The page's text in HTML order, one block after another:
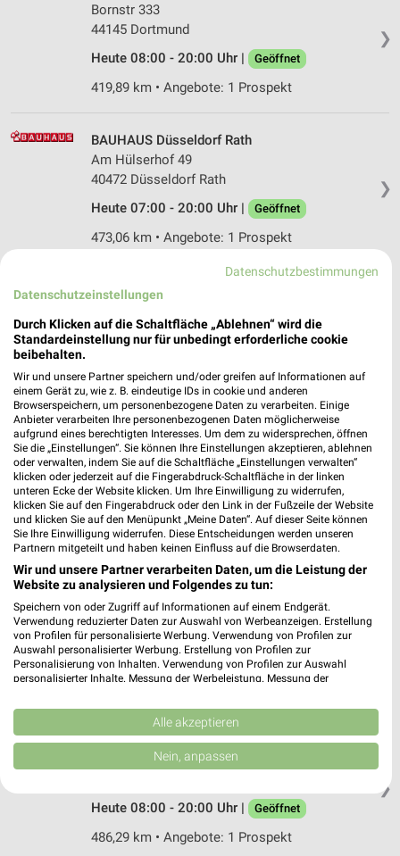
❯
Bornstr 333
44145 Dortmund
Heute 08:00 - 20:00 Uhr |
Geöffnet
419,89 km • Angebote: 1 Prospekt
❯
BAUHAUS Düsseldorf Rath
Am Hülserhof 49
40472 Düsseldorf Rath
Heute 07:00 - 20:00 Uhr |
Geöffnet
473,06 km • Angebote: 1 Prospekt
BAUHAUS Wuppertal
42289 Wuppertal
446,18 km • Angebote: 1 Prospekt
BAUHAUS Wuppertal-Barmen (Lichtscheid)
Oberbergische Straße 200
42285 Wuppertal-Barmen (Lichtscheid)
Heute 07:00 - 20:00 Uhr | Geöffnet
449,29 km • Angebote: 1 Prospekt
BAUHAUS Hagen
Eckeseyer Str 90
58089 Hagen
Heute 07:00 - 20:00 Uhr | Geöffnet
426,95 km • Angebote: 1 Prospekt
❯
BAUHAUS Krefeld-Untergath
Untergath 89
Heute 08:00 - 20:00 Uhr |
Geöffnet
486,29 km • Angebote: 1 Prospekt
Datenschutzbestimmungen
Datenschutzeinstellungen
Durch Klicken auf die Schaltfläche „Ablehnen“ wird die
Standardeinstellung nur für unbedingt erforderliche cookie
beibehalten.
Wir und unsere Partner speichern und/oder greifen auf Informationen auf
einem Gerät zu, wie z. B. eindeutige IDs in cookie und anderen
Browserspeichern, um personenbezogene Daten zu verarbeiten. Einige
Anbieter verarbeiten Ihre personenbezogenen Daten möglicherweise
aufgrund eines berechtigten Interesses. Um dem zu widersprechen, öffnen
Sie die „Einstellungen“. Sie können Ihre Einstellungen akzeptieren, ablehnen
oder verwalten, indem Sie auf die Schaltfläche „Einstellungen verwalten“
klicken oder jederzeit auf die Fingerabdruck-Schaltfläche in der linken
unteren Ecke der Website klicken. Um Ihre Einwilligung zu widerrufen,
klicken Sie auf den Fingerabdruck oder den Link in der Fußzeile der Website
und klicken Sie auf den Menüpunkt „Meine Daten“. Auf dieser Seite können
Sie Ihre Einwilligung widerrufen. Diese Entscheidungen werden unseren
Partnern mitgeteilt und haben keinen Einfluss auf die Browserdaten.
Wir und unsere Partner verarbeiten Daten, um die Leistung der
Website zu analysieren und Folgendes zu tun:
Speichern von oder Zugriff auf Informationen auf einem Endgerät.
Verwendung reduzierter Daten zur Auswahl von Werbeanzeigen. Erstellung
von Profilen für personalisierte Werbung. Verwendung von Profilen zur
Auswahl personalisierter Werbung. Erstellung von Profilen zur
Personalisierung von Inhalten. Verwendung von Profilen zur Auswahl
personalisierter Inhalte. Messung der Werbeleistung. Messung der
Kombinationen von Daten aus verschiedenen Quellen. Entwicklung und
Verbesserung der Angebote. Verwendung reduzierter Daten zur Auswahl
von Inhalten.
Daten können außerhalb der Europäischen Union weitergegeben und in die
USA gesendet werden.
Website/App.
Wir nutzen Ihre Daten für folgende Zwecke:
Alle akzeptieren
Nein, anpassen